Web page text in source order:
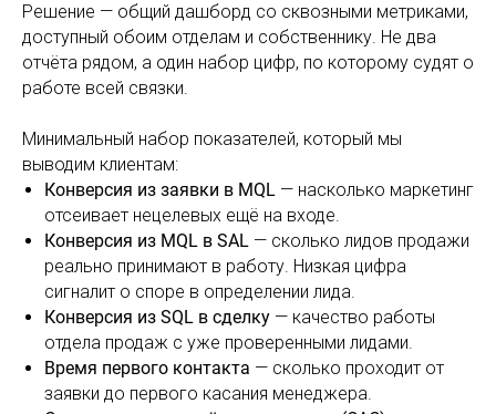
Решение — общий дашборд со сквозными метриками,
доступный обоим отделам и собственнику. Не два
отчёта рядом, а один набор цифр, по которому судят о
работе всей связки.
Минимальный набор показателей, который мы
выводим клиентам:
Конверсия из заявки в MQL — насколько маркетинг
отсеивает нецелевых ещё на входе.
Конверсия из MQL в SAL — сколько лидов продажи
реально принимают в работу. Низкая цифра
сигналит о споре в определении лида.
Конверсия из SQL в сделку — качество работы
отдела продаж с уже проверенными лидами.
Время первого контакта — сколько проходит от
заявки до первого касания менеджера.